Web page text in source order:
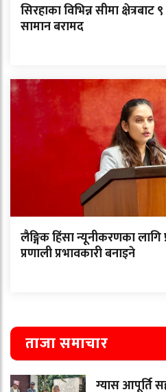
सिरहाका विभिन्न सीमा
सामान बरामद
लैङ्गिक हिंसा न्यूनीकरणका लागि
प्रणाली प्रभावकारी बनाइने
ताजा समाचार
ग्यास आपूर्ति